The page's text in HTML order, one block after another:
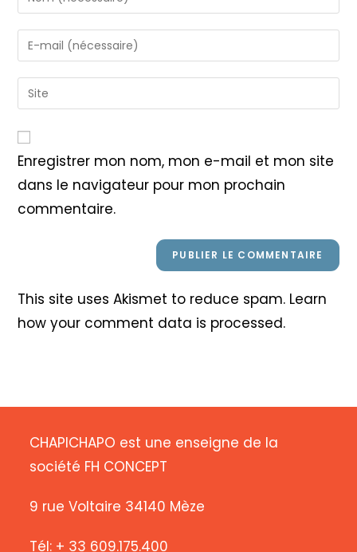
your
name
or
to
comment
Enter
your
email
address
Saisir
l’URL
votre
site
(facultatif)
Enregistrer mon nom, mon e-mail et mon site
dans le navigateur pour mon prochain
commentaire.
This site uses Akismet to reduce spam. Learn
how your comment data is processed.
CHAPICHAPO est une enseigne de la
société FH CONCEPT
9 rue Voltaire 34140 Mèze
Tél: + 33 609.175.400